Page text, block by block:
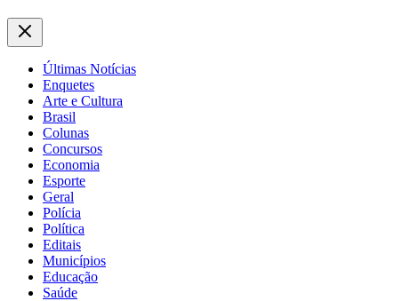
Últimas Notícias
Enquetes
Arte e Cultura
Brasil
Colunas
Concursos
Economia
Esporte
Geral
Polícia
Política
Editais
Municípios
Educação
Saúde